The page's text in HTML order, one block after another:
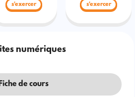
s'exercer s'exercer
numériques
de cours